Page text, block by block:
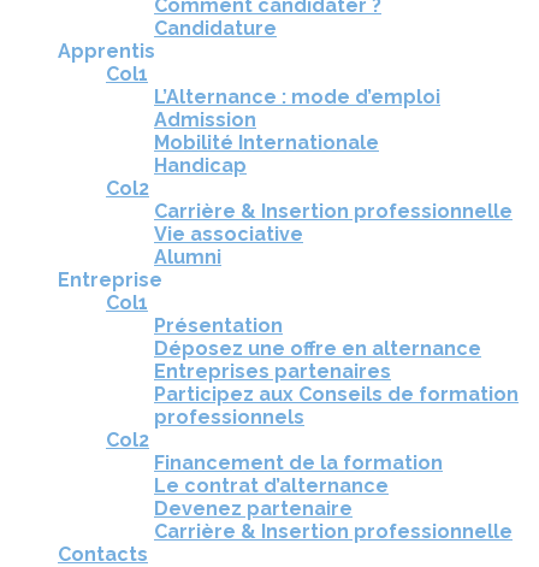
Comment candidater ?
Candidature
Apprentis
Col1
L’Alternance : mode d’emploi
Admission
Mobilité Internationale
Handicap
Col2
Carrière & Insertion professionnelle
Vie associative
Alumni
Entreprise
Col1
Présentation
Déposez une offre en alternance
Entreprises partenaires
Participez aux Conseils de formation
professionnels
Col2
Financement de la formation
Le contrat d’alternance
Devenez partenaire
Carrière & Insertion professionnelle
Contacts